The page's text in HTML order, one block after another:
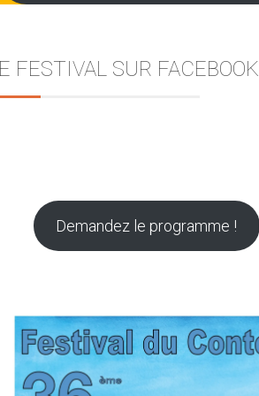
FESTIVAL SUR FACEBOOK
Demandez le programme !